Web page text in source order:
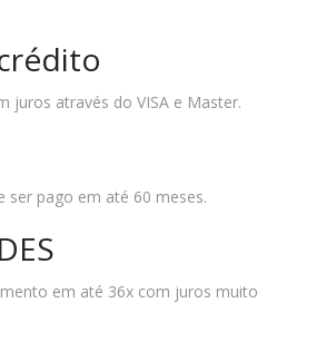
juros através do VISA e Master.
ser pago em até 60 meses.
em até 36x com juros muito